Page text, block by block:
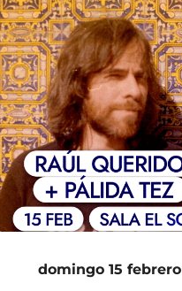
domingo 15 febrero